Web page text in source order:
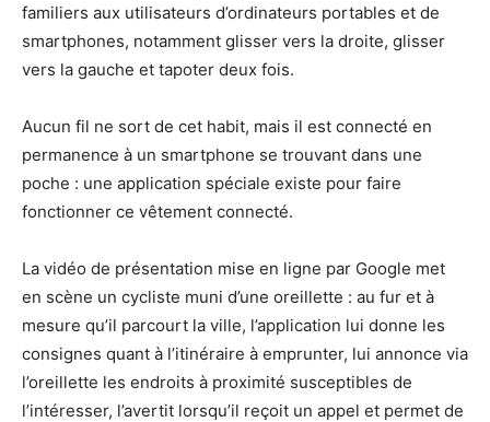
familiers aux utilisateurs d’ordinateurs portables et de
smartphones, notamment glisser vers la droite, glisser
vers la gauche et tapoter deux fois.
Aucun fil ne sort de cet habit, mais il est connecté en
permanence à un smartphone se trouvant dans une
poche : une application spéciale existe pour faire
fonctionner ce vêtement connecté.
La vidéo de présentation mise en ligne par Google met
en scène un cycliste muni d’une oreillette : au fur et à
mesure qu’il parcourt la ville, l’application lui donne les
consignes quant à l’itinéraire à emprunter, lui annonce via
l’oreillette les endroits à proximité susceptibles de
l’intéresser, l’avertit lorsqu’il reçoit un appel et permet de